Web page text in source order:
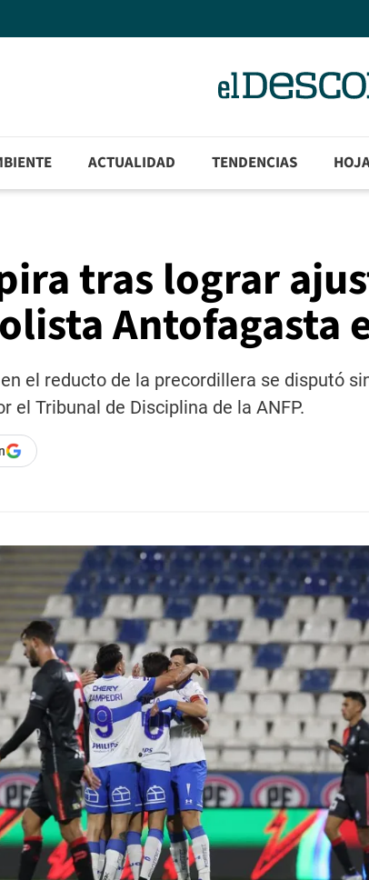
ACTUALIDAD TENDENCIAS
tras lograr
Antofagasta
el reducto de la precordillera se disputó
el Tribunal de Disciplina de la ANFP.